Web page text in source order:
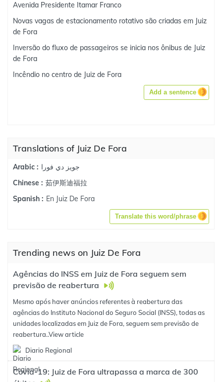
Avenida Presidente Itamar Franco
Novas vagas de estacionamento rotativo são criadas em Juiz
de Fora
Inversão do fluxo de passageiros se inicia nos ônibus de Juiz
de Fora
Incêndio no centro de Juiz de Fora
Add a sentence
Translations of Juiz De Fora
Arabic : جويز دي فورا
Chinese : 茹伊斯迪福拉
Spanish : En Juiz De Fora
Translate this word/phrase
Trending news on Juiz De Fora
Agências do INSS em Juiz de Fora seguem sem
previsão de reabertura
Mesmo após haver anúncios referentes à reabertura das
agências do Instituto Nacional do Seguro Social (INSS), todas as
unidades localizadas em Juiz de Fora, seguem sem previsão de
reabertura..View article
Diario Regional
Covid-19: Juiz de Fora ultrapassa a marca de 300